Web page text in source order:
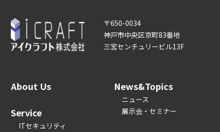
〒650-0034
神戸市中央区京町83番地
三宮センチュリービル13F
About Us
Service
ITセキュリティ
News&Topics
ニュース
展示会・セミナー